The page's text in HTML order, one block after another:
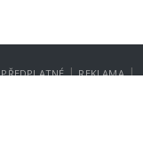
PŘEDPLATNÉ | REKLAMA |